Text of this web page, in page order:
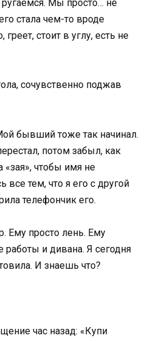
Мы просто… не
стала чем-то вроде
стоит в углу, есть не
сочувственно поджав
бывший тоже так начинал.
потом забыл, как
«зая», чтобы имя не
все тем, что я его с другой
телефончик его.
Ему просто лень. Ему
и дивана. Я сегодня
И знаешь что?
час назад: «Купи